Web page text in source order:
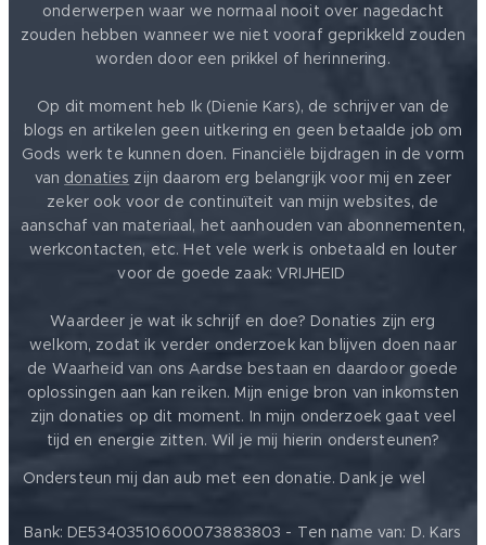
onderwerpen waar we normaal nooit over nagedacht
zouden hebben wanneer we niet vooraf geprikkeld zouden
worden door een prikkel of herinnering.
Op dit moment heb Ik (Dienie Kars), de schrijver van de
blogs en artikelen geen uitkering en geen betaalde job om
Gods werk te kunnen doen. Financiële bijdragen in de vorm
van donaties zijn daarom erg belangrijk voor mij en zeer
zeker ook voor de continuïteit van mijn websites, de
aanschaf van materiaal, het aanhouden van abonnementen,
werkcontacten, etc. Het vele werk is onbetaald en louter
voor de goede zaak: VRIJHEID ❤️
Waardeer je wat ik schrijf en doe? Donaties zijn erg
welkom, zodat ik verder onderzoek kan blijven doen naar
de Waarheid van ons Aardse bestaan en daardoor goede
oplossingen aan kan reiken. Mijn enige bron van inkomsten
zijn donaties op dit moment. In mijn onderzoek gaat veel
tijd en energie zitten. Wil je mij hierin ondersteunen?
Ondersteun mij dan aub met een donatie. Dank je wel
Bank: DE53403510600073883803 - Ten name van: D. Kars